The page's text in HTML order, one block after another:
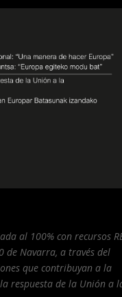
al 100% con recursos
de Navarra, a través del
que contribuyan a la
respuesta de la Unión a